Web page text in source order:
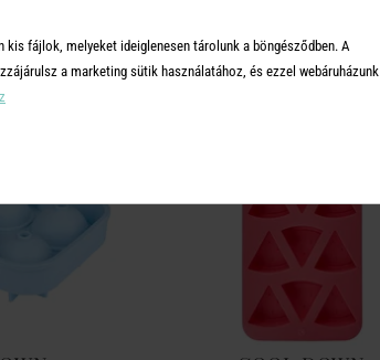
fájlok, melyeket ideiglenesen tárolunk a böngésződben. A
a marketing sütik használatához, és ezzel webáruházunk